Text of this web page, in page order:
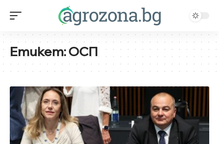
Етикет:ОСП